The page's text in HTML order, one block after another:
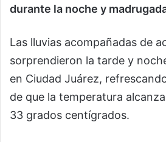
durante la noche y
Las lluvias acompañadas de
sorprendieron la tarde y
en Ciudad Juárez,
de que la temperatura
33 grados centígrados.